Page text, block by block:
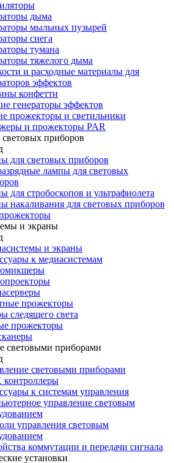
дыма
мыльных пузырей
снега
тумана
тяжелого дыма
и расходные материалы для
эффектов
конфетти
генераторы эффектов
прожекторы и светильники
и прожекторы PAR
приборов
для световых приборов
лампы для световых
для стробоскопов и ультрафиолета
накаливания для световых приборов
и экраны
и экраны
к медиасистемам
прожекторы
следящего света
прожекторы
световыми приборами
световыми приборами
к системам управления
управление световым
управления световым
коммутации и передачи сигнала
установки